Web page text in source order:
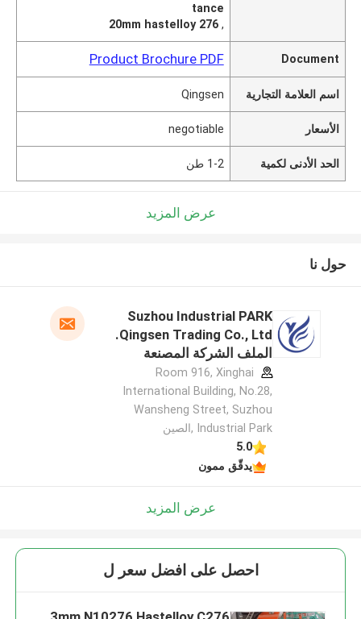
tance
,
20mm hastelloy 276
Document
Product Brochure PDF
اسم العلامة التجارية Qingsen
الأسعار negotiable
الحد الأدنى لكمية 1-2 طن
عرض المزيد
حول نا
Suzhou Industrial PARK
Qingsen Trading Co., Ltd.
الملف الشركة المصنعة
Room 916, Xinghai
International Building, No.28,
Wansheng Street, Suzhou
Industrial Park ,الصين
5.0
يدقّق ممون
عرض المزيد
احصل على افضل سعر ل